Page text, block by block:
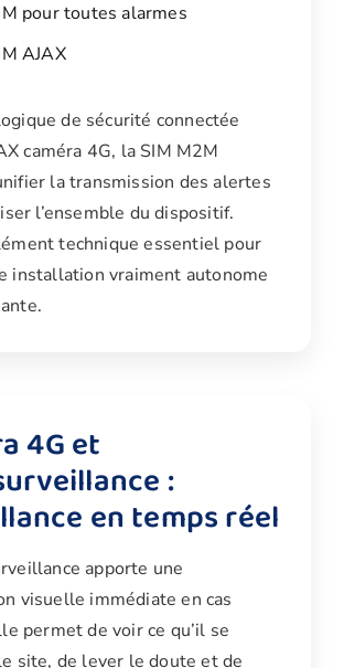
pour toutes alarmes
AJAX
de sécurité connectée
caméra 4G, la SIM M2M
la transmission des alertes
l’ensemble du dispositif.
technique essentiel pour
installation vraiment autonome
4G et
:
en temps réel
apporte une
visuelle immédiate en cas
permet de voir ce qu’il se
site, de lever le doute et de